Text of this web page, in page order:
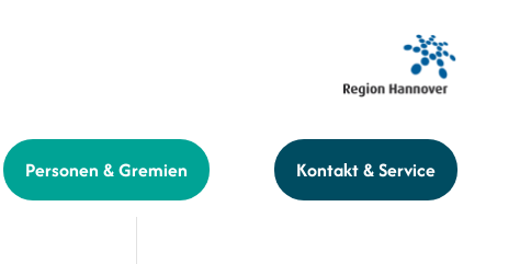
Personen & Gremien Kontakt & Service